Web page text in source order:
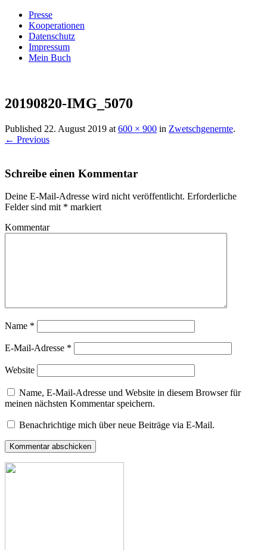
Presse
Kooperationen
Datenschutz
Impressum
Mein Buch
Villa König
20190820-IMG_5070
Published 22. August 2019 at 600 × 900 in Zwetschgenernte.
← Previous
Schreibe einen Kommentar
Deine E-Mail-Adresse wird nicht veröffentlicht. Erforderliche
Felder sind mit * markiert
Kommentar
Name *
E-Mail-Adresse *
Website
Name, E-Mail-Adresse und Website in diesem Browser für
meinen nächsten Kommentar speichern.
Benachrichtige mich über neue Beiträge via E-Mail.